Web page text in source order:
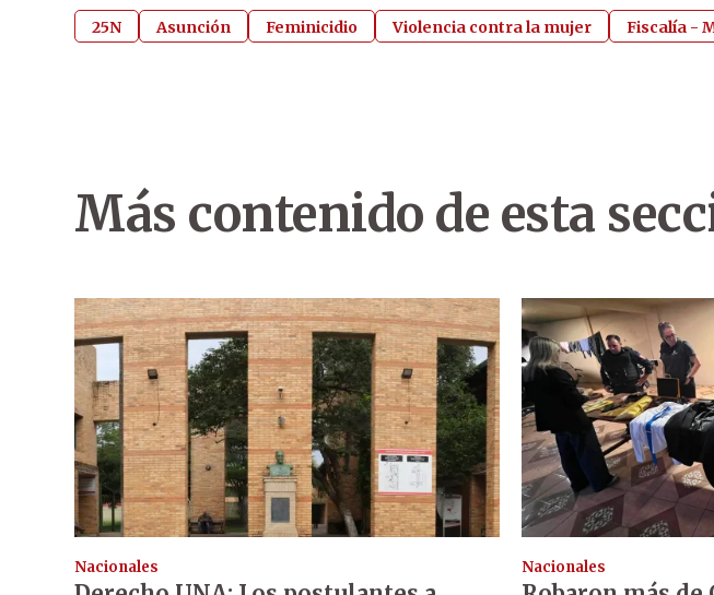
25N Asunción Feminicidio Violencia contra la mujer Fiscalía -
Más contenido de esta
Nacionales Nacionales